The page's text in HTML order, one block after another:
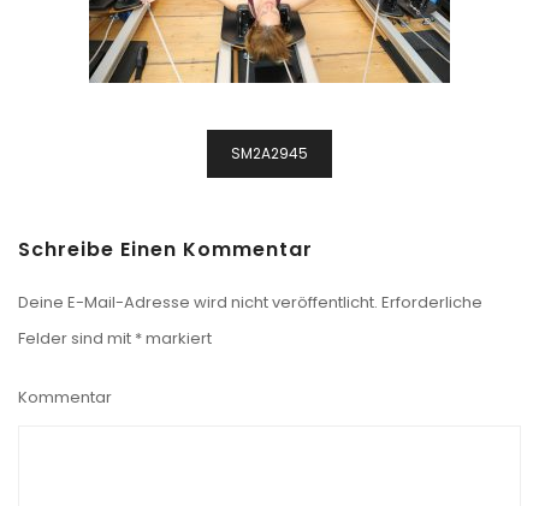
BeitragsnavigationSM2A2945
Schreibe Einen Kommentar
Deine E-Mail-Adresse wird nicht veröffentlicht. Erforderliche
Felder sind mit *markiert
Kommentar